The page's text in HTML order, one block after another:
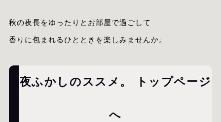
秋の夜長をゆったりとお部屋で過ごして
香りに包まれるひとときを楽しみませんか。
夜ふかしのススメ。 トップページ
へ